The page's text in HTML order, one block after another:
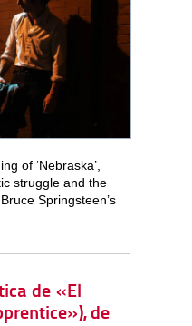
of ‘Nebraska’,
struggle and the
Springsteen’s
de «El
de